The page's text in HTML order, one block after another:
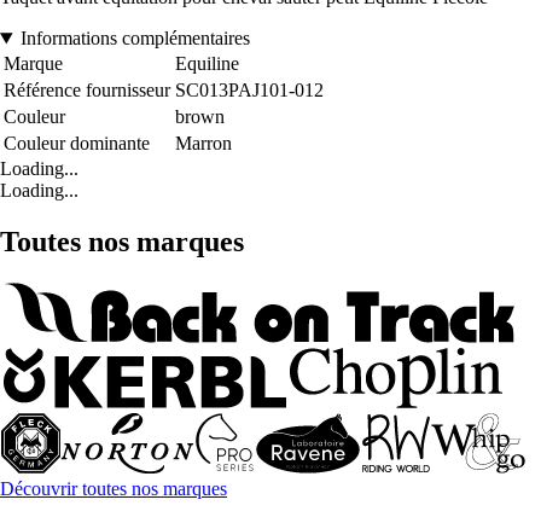
Informations complémentaires
Marque
Equiline
Référence fournisseur SC013PAJ101-012
Couleur
brown
Couleur dominante
Marron
Loading...
Loading...
Toutes nos marques
Découvrir toutes nos marques